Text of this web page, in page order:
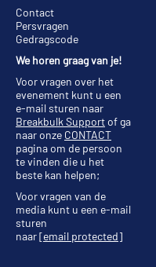
Contact
Persvragen
Gedragscode
We horen graag van je!
Voor vragen over het
evenement kunt u een
e-mail sturen naar
Breakbulk Supportof ga
naar onze CONTACT
pagina om de persoon
te vinden die u het
beste kan helpen;
Voor vragen van de
media kunt u een e-mail
sturen
naar[email protected]